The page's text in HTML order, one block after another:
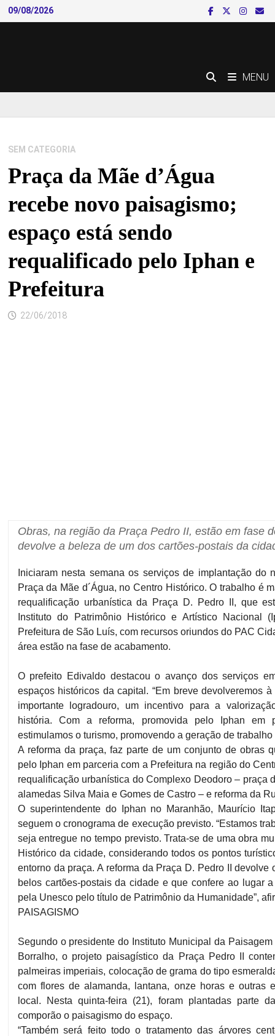
Skip
to
09/08/2026
MENU
SEM CATEGORIA
Praça da Mãe d’Água
recebe novo paisagismo;
espaço está sendo
requalificado pelo Iphan e
Prefeitura
22/06/2018
Obras, na região da Praça Pedro II, estão em fase
devolve a beleza de um dos cartões-postais da
Iniciaram nesta semana os serviços de implantação do
Praça da Mãe d´Água, no Centro Histórico. O trabalho é
requalificação urbanística da Praça D. Pedro II, que
Instituto do Patrimônio Histórico e Artístico Nacional
Prefeitura de São Luís, com recursos oriundos do PAC
área estão na fase de acabamento.
O prefeito Edivaldo destacou o avanço dos serviços
espaços históricos da capital. “Em breve devolveremos
importante logradouro, um incentivo para a
história. Com a reforma, promovida pelo Iphan em
estimulamos o turismo, promovendo a geração de trabalho
A reforma da praça, faz parte de um conjunto de obras
pelo Iphan em parceria com a Prefeitura na região do
requalificação urbanística do Complexo Deodoro – praça
alamedas Silva Maia e Gomes de Castro – e reforma da
O superintendente do Iphan no Maranhão, Maurício
seguem o cronograma de execução previsto. “Estamos
seja entregue no tempo previsto. Trata-se de uma obra
Histórico da cidade, considerando todos os pontos
entorno da praça. A reforma da Praça D. Pedro II devolve
belos cartões-postais da cidade e que confere ao lugar
pela Unesco pelo título de Patrimônio da Humanidade”,
PAISAGISMO
Segundo o presidente do Instituto Municipal da
Borralho, o projeto paisagístico da Praça Pedro II
palmeiras imperiais, colocação de grama do tipo
com flores de alamanda, lantana, onze horas e outras
local. Nesta quinta-feira (21), foram plantadas parte
comporão o paisagismo do espaço.
“Também será feito todo o tratamento das árvores